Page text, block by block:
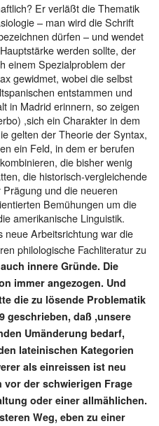
Er verläßt die Thematik
– man wird die Schrift
dürfen – und wendet
werden sollte, der
einem Spezialproblem der
gewidmet, wobei die selbst
entstammen und
in Madrid erinnern, so zeigen
,sich ein Charakter in dem
gelten der Theorie der Syntax,
ein Feld, in dem er berufen
die bisher wenig
die historisch-vergleichende
und die neueren
Bemühungen um die
amerikanische Linguistik.
Arbeitsrichtung war die
philologische Fachliteratur zu
innere Gründe. Die
immer angezogen. Und
die zu lösende Problematik
geschrieben, daß ,unsere
Umänderung bedarf,
lateinischen Kategorien
als einreissen ist neu
der schwierigen Frage
oder einer allmählichen.
Weg, eben zu einer